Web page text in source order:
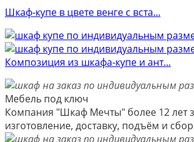
Шкаф-купе в цвете венге с вста...
Композиция из шкафа-купе и ант...
Мебель под ключ
Компания "Шкаф Мечты" более 12 лет
изготовление, доставку, подъём и